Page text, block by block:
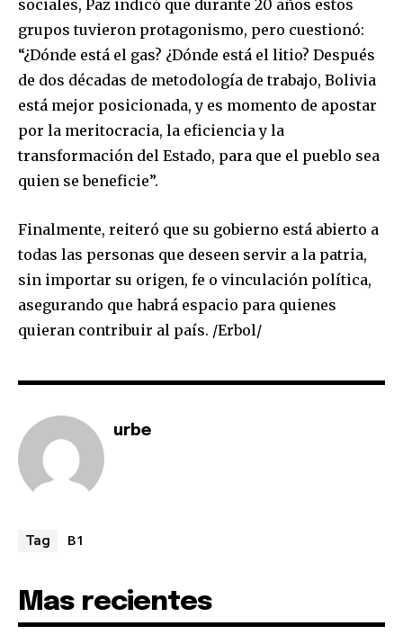
sociales, Paz indicó que durante 20 años estos
grupos tuvieron protagonismo, pero cuestionó:
“¿Dónde está el gas? ¿Dónde está el litio? Después
de dos décadas de metodología de trabajo, Bolivia
está mejor posicionada, y es momento de apostar
por la meritocracia, la eficiencia y la
transformación del Estado, para que el pueblo sea
quien se beneficie”.
Finalmente, reiteró que su gobierno está abierto a
todas las personas que deseen servir a la patria,
sin importar su origen, fe o vinculación política,
asegurando que habrá espacio para quienes
quieran contribuir al país. /Erbol/
urbe
Tag B1
Mas recientes